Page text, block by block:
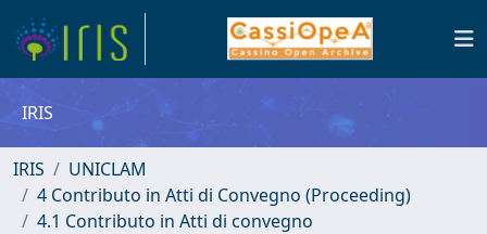
IRIS
IRIS
UNICLAM
4 Contributo in Atti di Convegno (Proceeding)
4.1 Contributo in Atti di convegno